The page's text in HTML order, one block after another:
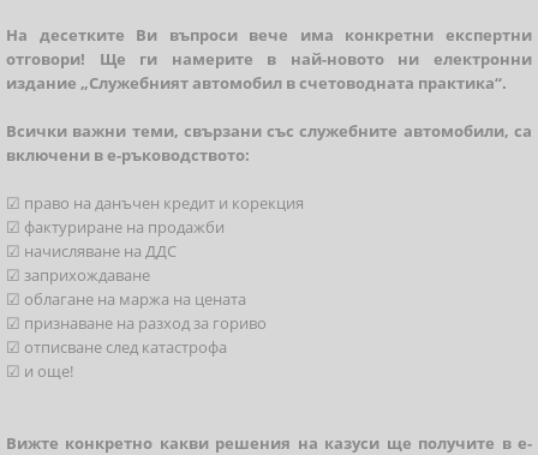
На десетките Ви въпроси вече има конкретни експертни
отговори! Ще ги намерите в
най-новото ни електронни
издание „Служебният автомобил в счетоводната практика“.
Всички важни теми, свързани със служебните автомобили, са
включени в е-ръководството:
☑ право на данъчен кредит и корекция
☑ фактуриране на продажби
☑ начисляване на ДДС
☑ заприхождаване
☑ облагане на маржа на цената
☑ признаване на разход за гориво
☑ отписване след катастрофа
☑ и още!
Вижте конкретно какви решения на казуси ще получите в е-